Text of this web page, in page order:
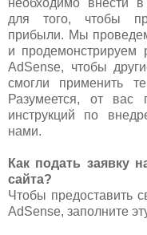
для того, чтобы
прибыли. Мы
и продемонстрируем
AdSense, чтобы
смогли применить
Разумеется, от вас
инструкций по
нами.
Как подать заявку
сайта?
Чтобы предоставить
AdSense, заполните